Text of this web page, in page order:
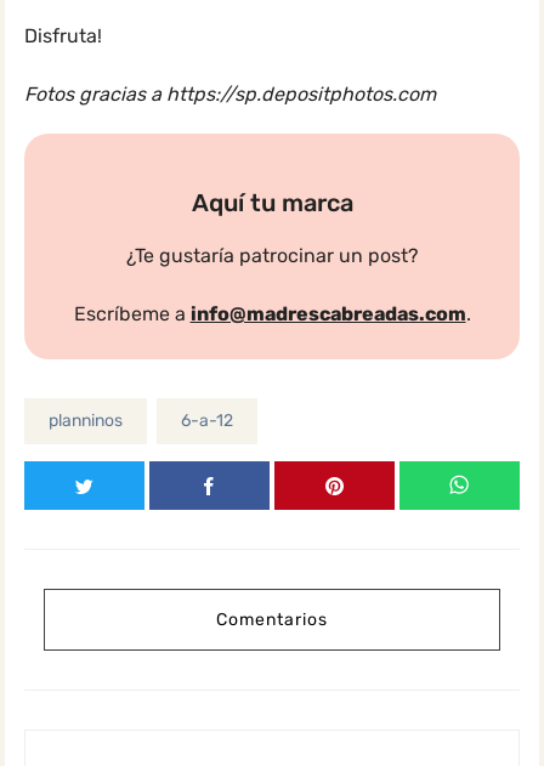
Disfruta!
Fotos gracias a https://sp.depositphotos.com
Aquí tu marca
¿Te gustaría patrocinar un post?
Escríbeme a info@madrescabreadas.com.
planninos 6-a-12
Comentarios